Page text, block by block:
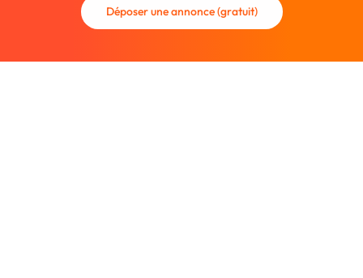
Déposer une annonce (gratuit)